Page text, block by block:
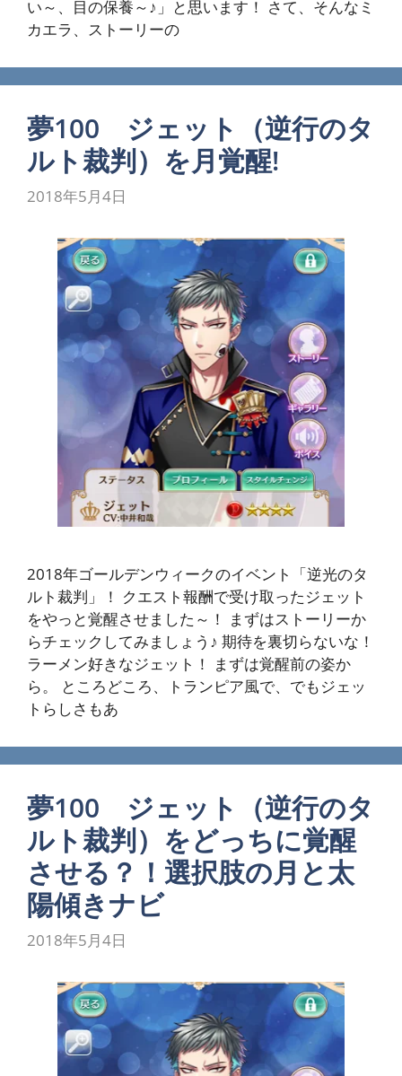
い～、目の保養～♪」と思います！ さて、そんなミ
カエラ、ストーリーの
夢100 ジェット（逆行のタ
ルト裁判）を月覚醒!
2018年5月4日
2018年ゴールデンウィークのイベント「逆光のタ
ルト裁判」！ クエスト報酬で受け取ったジェット
をやっと覚醒させました～！ まずはストーリーか
らチェックしてみましょう♪ 期待を裏切らないな！
ラーメン好きなジェット！ まずは覚醒前の姿か
ら。 ところどころ、トランピア風で、でもジェッ
トらしさもあ
夢100 ジェット（逆行のタ
ルト裁判）をどっちに覚醒
させる？！選択肢の月と太
陽傾きナビ
2018年5月4日